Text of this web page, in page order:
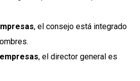
, el consejo está integrado
, el director general es